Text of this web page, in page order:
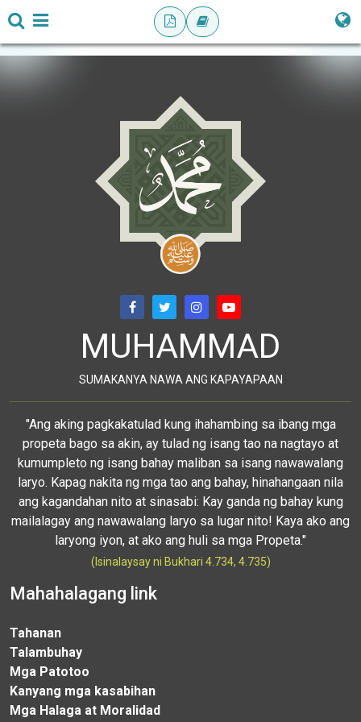
MUHAMMAD
SUMAKANYA NAWA ANG KAPAYAPAAN
"Ang aking pagkakatulad kung ihahambing sa ibang mga
propeta bago sa akin, ay tulad ng isang tao na nagtayo at
kumumpleto ng isang bahay maliban sa isang nawawalang
laryo. Kapag nakita ng mga tao ang bahay, hinahangaan nila
ang kagandahan nito at sinasabi: Kay ganda ng bahay kung
mailalagay ang nawawalang laryo sa lugar nito! Kaya ako ang
laryong iyon, at ako ang huli sa mga Propeta."
(Isinalaysay ni Bukhari 4.734, 4.735)
Mahahalagang link
Tahanan
Talambuhay
Mga Patotoo
Kanyang mga kasabihan
Mga Halaga at Moralidad